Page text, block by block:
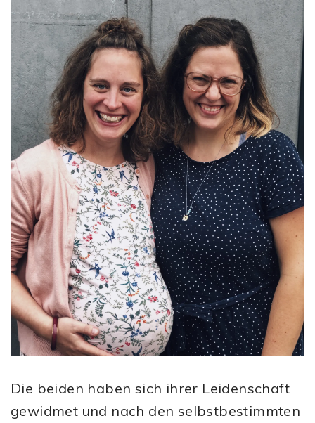
Die beiden haben sich ihrer Leidenschaft
gewidmet und nach den selbstbestimmten